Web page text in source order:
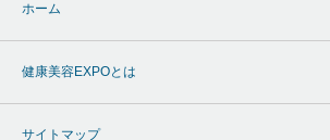
ホーム
健康美容EXPOとは
サイトマップ